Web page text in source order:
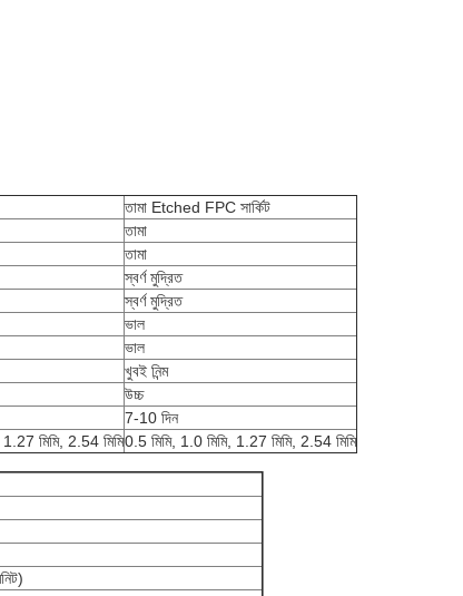
তামা Etched FPC সার্কিট
তামা
তামা
স্বর্ণ মুদ্রিত
স্বর্ণ মুদ্রিত
ভাল
ভাল
খুবই নিন্ম
উচ্চ
7-10 দিন
মিমি, 2.54 মিমি0.5 মিমি, 1.0 মিমি, 1.27 মিমি, 2.54 মিমি